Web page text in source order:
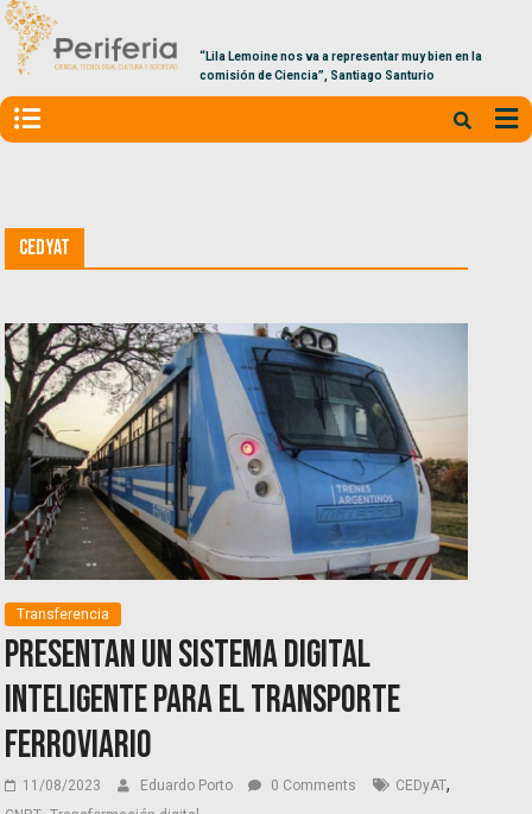
“Lila Lemoine nos va a representar muy bien en la
comisión de Ciencia”, Santiago Santurio
CEDyAT
Transferencia
Presentan un sistema digital
inteligente para el transporte
ferroviario
11/08/2023 Eduardo Porto 0 Comments CEDyAT,